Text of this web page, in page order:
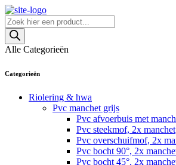
Skip
to
content
Producten
zoeken
Alle Categorieën
Categorieën
Riolering & hwa
Pvc manchet grijs
Pvc afvoerbuis met
Pvc steekmof, 2x manchet
Pvc overschuifmof, 2x
Pvc bocht 90°, 2x
Pvc bocht 45°, 2x